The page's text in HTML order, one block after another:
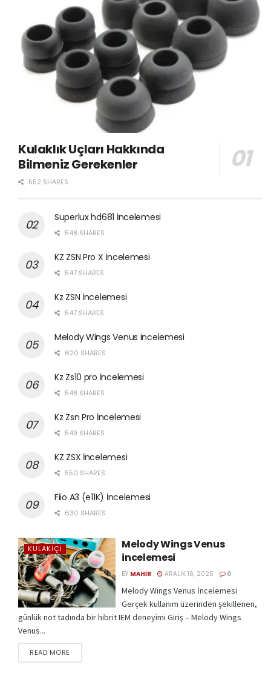
Kulaklık Uçları Hakkında
Bilmeniz Gerekenler
552 SHARES
Superlux hd681 İncelemesi
548 SHARES
KZ ZSN Pro X İncelemesi
547 SHARES
Kz ZSN İncelemesi
547 SHARES
Melody Wings Venus incelemesi
620 SHARES
Kz Zs10 pro İncelemesi
548 SHARES
Kz Zsn Pro İncelemesi
549 SHARES
KZ ZSX İncelemesi
550 SHARES
Fiio A3 (e11K) İncelemesi
630 SHARES
KULAKIÇI
Melody Wings Venus
incelemesi
BY MAHIR ARALIK 16, 2025 0
Melody Wings Venus İncelemesi
Gerçek kullanım üzerinden şekillenen,
günlük not tadında bir hibrit IEM deneyimi Giriş – Melody Wings
Venus...
READ MORE